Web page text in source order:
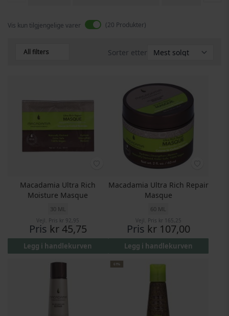
Vis kun tilgjengelige varer 20 Produkter
All filters Sorter etter
Macadamia Ultra Rich
Moisture Masque
30 ML
Vejl. Pris kr 92,95
Pris kr 45,75
Legg i handlekurven
Macadamia Ultra Rich Repair
Masque
60 ML
Vejl. Pris kr 165,25
Pris kr 107,00
Legg i handlekurven
61%